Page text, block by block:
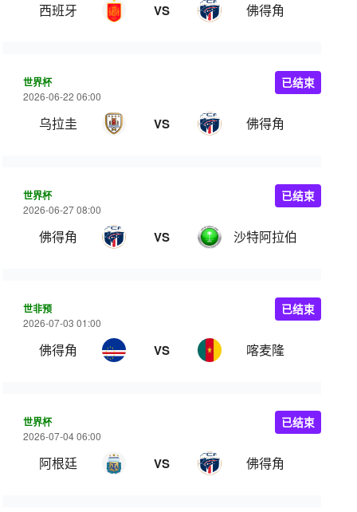
西班牙 VS 佛得角
世界杯
2026-06-22 06:00
乌拉圭 VS 佛得角
已结束
世界杯
2026-06-27 08:00
佛得角 VS 沙特阿拉伯
已结束
世非预
2026-07-03 01:00
佛得角 VS 喀麦隆
已结束
世界杯
2026-07-04 06:00
阿根廷 VS 佛得角
已结束